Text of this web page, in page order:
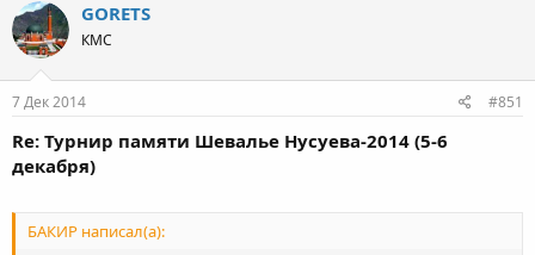
GORETS
КМС
7 Дек 2014 #851
Re: Турнир памяти Шевалье Нусуева-2014 (5-6
декабря)
БАКИР написал(а):